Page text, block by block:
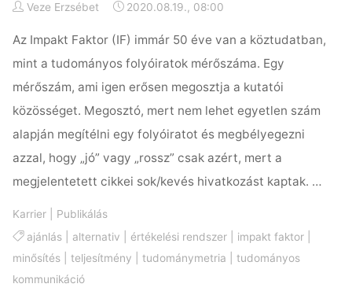
Veze Erzsébet 2020.08.19., 08:00
Az Impakt Faktor (IF) immár 50 éve van a köztudatban,
mint a tudományos folyóiratok mérőszáma. Egy
mérőszám, ami igen erősen megosztja a kutatói
közösséget. Megosztó, mert nem lehet egyetlen szám
alapján megítélni egy folyóiratot és megbélyegezni
azzal, hogy „jó” vagy „rossz” csak azért, mert a
megjelentetett cikkei sok/kevés hivatkozást kaptak. …
Karrier
Publikálás
ajánlás| alternativ értékelési rendszer| impakt faktor|
minősítés |teljesítmény |tudománymetria |tudományos
kommunikáció